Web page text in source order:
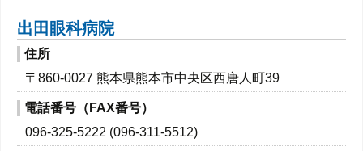
出田眼科病院
住所
〒860-0027 熊本県熊本市中央区西唐人町39
電話番号（FAX番号）
096-325-5222 (096-311-5512)